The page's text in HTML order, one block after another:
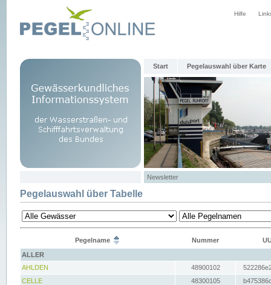
Hilfe
Start Pegelauswahl über Karte
Newsletter
Pegelauswahl über Tabelle
Pegelname Nummer
ALLER
AHLDEN
48900102
CELLE
48300105